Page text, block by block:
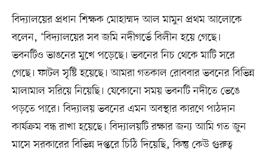
বিদ্যালয়ের প্রধান শিক্ষক মোহাম্মদ আল মামুন প্রথম আলোকে
বলেন, ‘বিদ্যালয়ের সব জমি নদীগর্ভে বিলীন হয়ে গেছে।
ভবনটিও ভাঙনের মুখে পড়েছে। ভবনের নিচ থেকে মাটি সরে
গেছে। ফাটল সৃষ্টি হয়েছে। আমরা গতকাল রোববার ভবনের বিভিন্ন
মালামাল সরিয়ে নিয়েছি। যেকোনো সময় ভবনটি নদীতে ভেঙে
পড়তে পারে। বিদ্যালয় ভবনের এমন অবস্থার কারণে পাঠদান
কার্যক্রম বন্ধ রাখা হয়েছে। বিদ্যালয়টি রক্ষার জন্য আমি গত জুন
মাসে সরকারের বিভিন্ন দপ্তরে চিঠি দিয়েছি, কিন্তু কেউ গুরুত্ব